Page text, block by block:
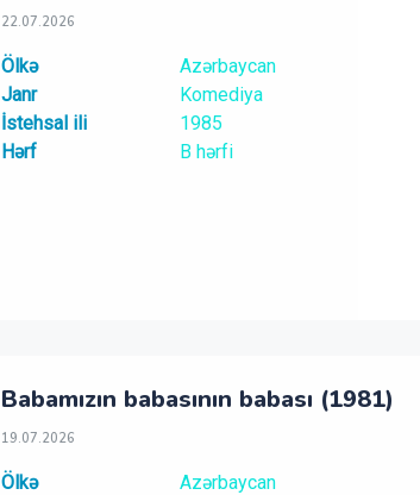
22.07.2026
Ölkə
Azərbaycan
Janr
Komediya
İstehsal ili
1985
Hərf
B hərfi
Babamızın babasının babası (1981)
19.07.2026
Ölkə
Azərbaycan